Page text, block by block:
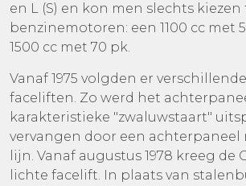
en L (S) en kon men slechts kiezen
benzinemotoren: een 1100 cc met
1500 cc met 70 pk.
Vanaf 1975 volgden er
faceliften. Zo werd het
karakteristieke "zwaluwstaart"
vervangen door een achterpaneel
lijn. Vanaf augustus 1978 kreeg de
lichte facelift. In plaats van